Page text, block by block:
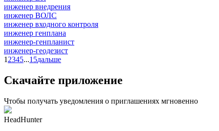
инженер внедрения
инженер ВОЛС
инженер входного контроля
инженер генплана
инженер-генпланист
инженер-геодезист
1 2345...15дальше
Скачайте приложение
Чтобы получать уведомления о приглашениях мгновенно
HeadHunter